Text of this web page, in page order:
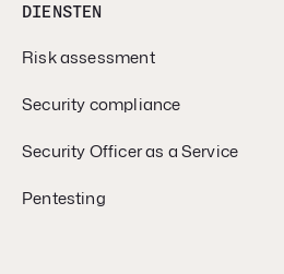
DIENSTEN
Risk assessment
Security compliance
Security Officer as a Service
Pentesting